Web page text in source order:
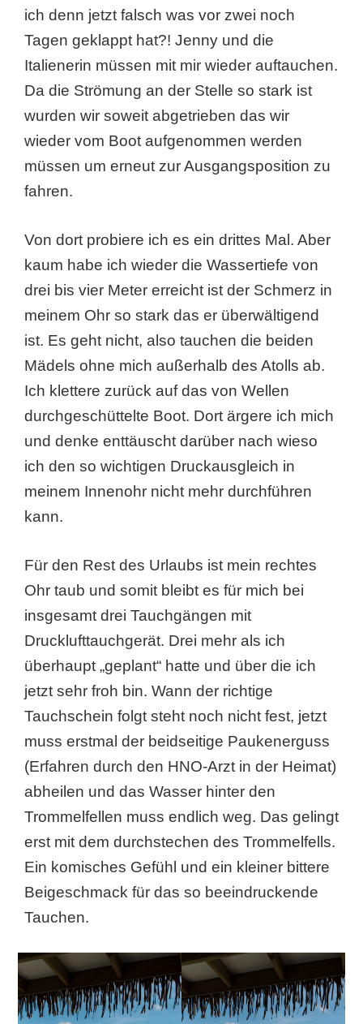
ich denn jetzt falsch was vor zwei noch
Tagen geklappt hat?! Jenny und die
Italienerin müssen mit mir wieder auftauchen.
Da die Strömung an der Stelle so stark ist
wurden wir soweit abgetrieben das wir
wieder vom Boot aufgenommen werden
müssen um erneut zur Ausgangsposition zu
fahren.
Von dort probiere ich es ein drittes Mal. Aber
kaum habe ich wieder die Wassertiefe von
drei bis vier Meter erreicht ist der Schmerz in
meinem Ohr so stark das er überwältigend
ist. Es geht nicht, also tauchen die beiden
Mädels ohne mich außerhalb des Atolls ab.
Ich klettere zurück auf das von Wellen
durchgeschüttelte Boot. Dort ärgere ich mich
und denke enttäuscht darüber nach wieso
ich den so wichtigen Druckausgleich in
meinem Innenohr nicht mehr durchführen
kann.
Für den Rest des Urlaubs ist mein rechtes
Ohr taub und somit bleibt es für mich bei
insgesamt drei Tauchgängen mit
Drucklufttauchgerät. Drei mehr als ich
überhaupt „geplant“ hatte und über die ich
jetzt sehr froh bin. Wann der richtige
Tauchschein folgt steht noch nicht fest, jetzt
muss erstmal der beidseitige Paukenerguss
(Erfahren durch den HNO-Arzt in der Heimat)
abheilen und das Wasser hinter den
Trommelfellen muss endlich weg. Das gelingt
erst mit dem durchstechen des Trommelfells.
Ein komisches Gefühl und ein kleiner bittere
Beigeschmack für das so beeindruckende
Tauchen.